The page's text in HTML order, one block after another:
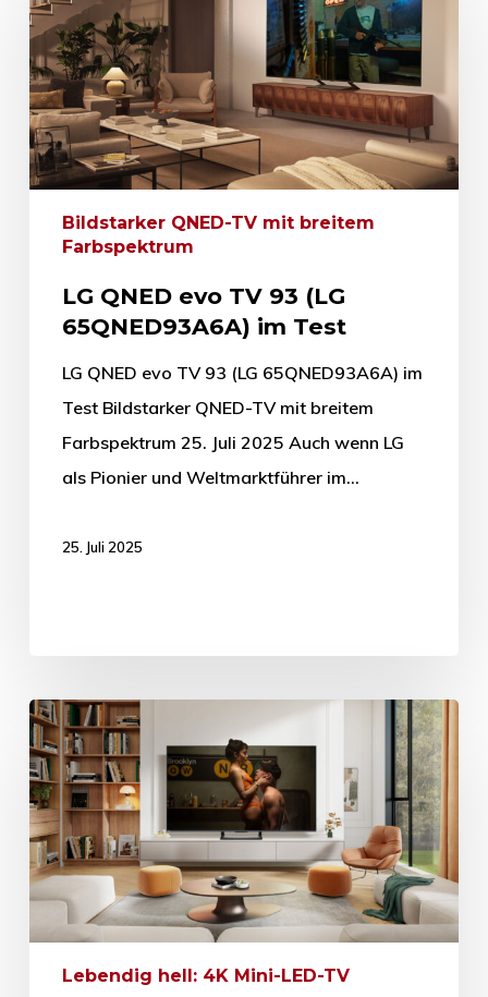
Bildstarker QNED-TV mit breitem
Farbspektrum
LG QNED evo TV 93 (LG
65QNED93A6A) im Test
LG QNED evo TV 93 (LG 65QNED93A6A) im
Test Bildstarker QNED-TV mit breitem
Farbspektrum 25. Juli 2025 Auch wenn LG
als Pionier und Weltmarktführer im…
25. Juli 2025
Lebendig hell: 4K Mini-LED-TV